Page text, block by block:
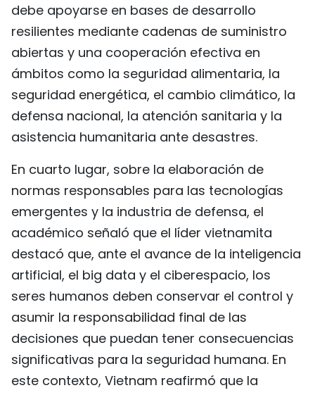
debe apoyarse en bases de desarrollo
resilientes mediante cadenas de suministro
abiertas y una cooperación efectiva en
ámbitos como la seguridad alimentaria, la
seguridad energética, el cambio climático, la
defensa nacional, la atención sanitaria y la
asistencia humanitaria ante desastres.
En cuarto lugar, sobre la elaboración de
normas responsables para las tecnologías
emergentes y la industria de defensa, el
académico señaló que el líder vietnamita
destacó que, ante el avance de la inteligencia
artificial, el big data y el ciberespacio, los
seres humanos deben conservar el control y
asumir la responsabilidad final de las
decisiones que puedan tener consecuencias
significativas para la seguridad humana. En
este contexto, Vietnam reafirmó que la